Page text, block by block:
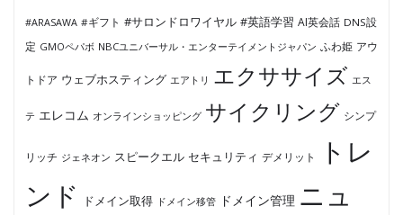
#ARASAWA #ギフト #サロンドロワイヤル #英語学習 AI英会話 DNS設
定 GMOペパボ NBCユニバーサル・エンターテイメントジャパン ふわ姫 アウ
トドア ウェブホスティング エアトリ エクササイズ エス
テ エレコム オンラインショッピング サイクリング シンプ
リッチ ジェネオン スピークエル セキュリティ デメリット
トレ
ンド
ドメイン取得 ドメイン移管 ドメイン管理 ニュ